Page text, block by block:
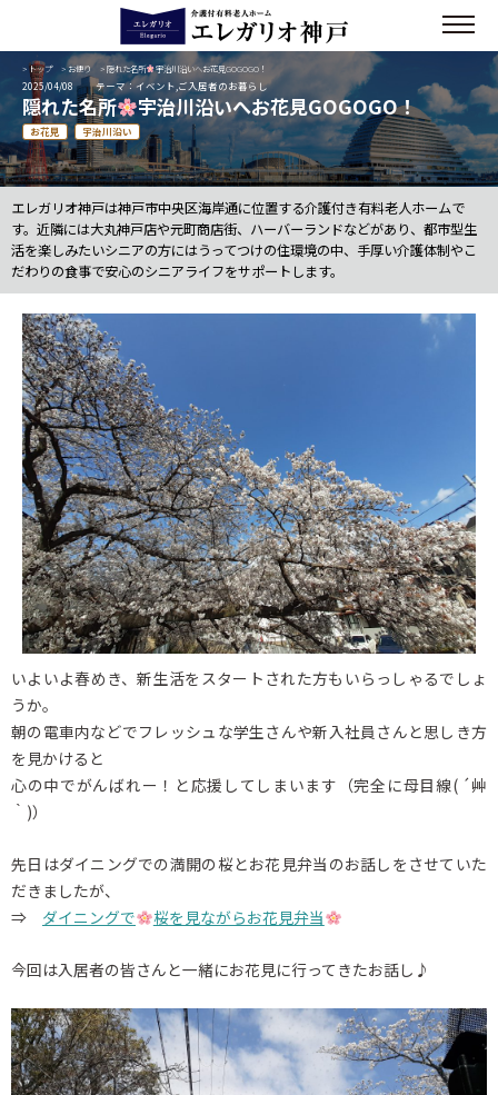
>トップ >お便り > 隠れた名所 宇治川沿いへお花見GOGOGO！
2025/04/08 テーマ：イベント,ご入居者のお暮らし
隠れた名所 宇治川沿いへお花見GOGOGO！
お花見 宇治川沿い
エレガリオ神戸は神戸市中央区海岸通に位置する介護付き有料老人ホームで
す。近隣には大丸神戸店や元町商店街、ハーバーランドなどがあり、都市型生
活を楽しみたいシニアの方にはうってつけの住環境の中、手厚い介護体制やこ
だわりの食事で安心のシニアライフをサポートします。
いよいよ春めき、新生活をスタートされた方もいらっしゃるでしょ
うか。
朝の電車内などでフレッシュな学生さんや新入社員さんと思しき方
を見かけると
心の中でがんばれー！と応援してしまいます（完全に母目線( ´艸
｀)）
先日はダイニングでの満開の桜とお花見弁当のお話しをさせていた
だきましたが、
⇒ ダイニングで 桜を見ながらお花見弁当
今回は入居者の皆さんと一緒にお花見に行ってきたお話し♪